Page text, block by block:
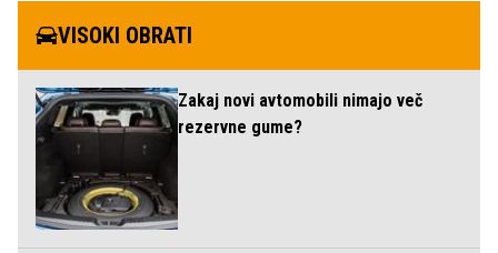
VISOKI OBRATI
Zakaj novi avtomobili nimajo več
rezervne gume?